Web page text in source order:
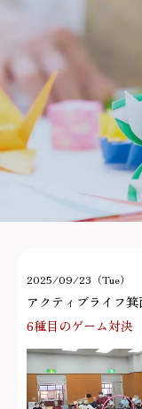
2025/09/23（Tue）
アクティブライフ箕
6種目のゲーム対決